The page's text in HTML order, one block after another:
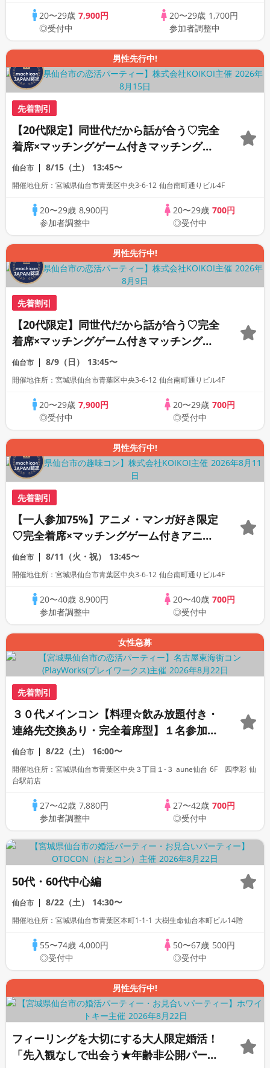
20〜29歳7,900円
◎受付中
20〜29歳 1,700円
参加者調整中
男性先行中!
先着割引
【20代限定】同世代だから話が合う♡完全
着席×マッチングゲーム付きマッチングコ
ン
仙台市 8/15（土） 13:45〜
開催地住所：宮城県仙台市青葉区中央3-6-12 仙台南町通りビル4F
20〜29歳 8,900円
参加者調整中
20〜29歳 700円
◎受付中
男性先行中!
先着割引
【20代限定】同世代だから話が合う♡完全
着席×マッチングゲーム付きマッチングコ
ン
仙台市 8/9（日） 13:45〜
開催地住所：宮城県仙台市青葉区中央3-6-12 仙台南町通りビル4F
20〜29歳7,900円
◎受付中
20〜29歳 700円
◎受付中
男性先行中!
先着割引
【一人参加75%】アニメ・マンガ好き限定
♡完全着席×マッチングゲーム付きアニメ
コン
仙台市 8/11（火・祝） 13:45〜
開催地住所：宮城県仙台市青葉区中央3-6-12 仙台南町通りビル4F
20〜40歳 8,900円
参加者調整中
20〜40歳 700円
◎受付中
女性急募
先着割引
３０代メインコン【料理☆飲み放題付き・
連絡先交換あり・完全着席型】１名参加多
数・初参加も大歓迎☆
仙台市 8/22（土） 16:00〜
開催地住所：宮城県仙台市青葉区中央３丁目１-３ aune仙台 6F 四季彩 仙
台駅前店
27〜42歳 7,880円
参加者調整中
27〜42歳 700円
◎受付中
50代・60代中心編
仙台市 8/22（土） 14:30〜
開催地住所：宮城県仙台市青葉区本町1-1-1 大樹生命仙台本町ビル14階
55〜74歳 4,000円
◎受付中
50〜67歳 500円
◎受付中
男性先行中!
フィーリングを大切にする大人限定婚活！
「先入観なしで出会う★年齢非公開パーテ